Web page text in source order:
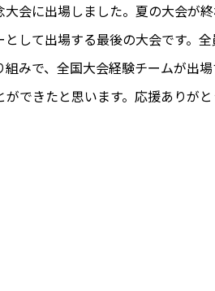
会に出場しました。夏の大会が
して出場する最後の大会です。
みで、全国大会経験チームが出
できたと思います。応援ありがと